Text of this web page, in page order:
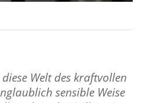
Welt des kraftvollen
sensible Weise